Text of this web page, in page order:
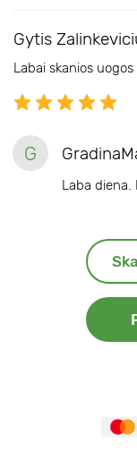
Gytis
Labai skanios uogos
G
Laba diena.